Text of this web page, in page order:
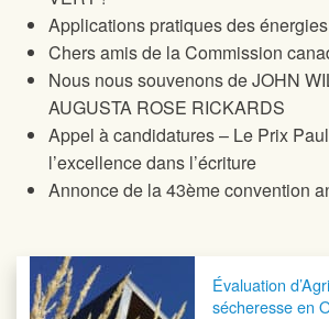
Applications pratiques des
Chers amis de la Commission
Nous nous souvenons de JOHN
AUGUSTA ROSE RICKARDS
Appel à candidatures – Le Prix
l’excellence dans l’écriture
Annonce de la 43ème convention
Navigation postaleÉvaluation
sécheresse en